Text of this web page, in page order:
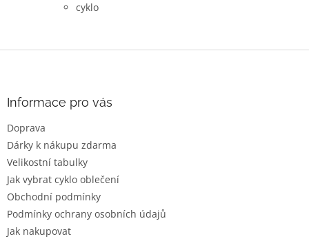
cyklo
Informace pro vás
Doprava
Dárky k nákupu zdarma
Velikostní tabulky
Jak vybrat cyklo oblečení
Obchodní podmínky
Podmínky ochrany osobních údajů
Jak nakupovat